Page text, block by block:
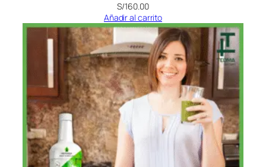
S/160.00
Añadir al carrito